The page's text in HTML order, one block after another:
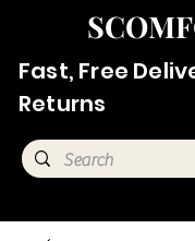
Fast, Free
Returns